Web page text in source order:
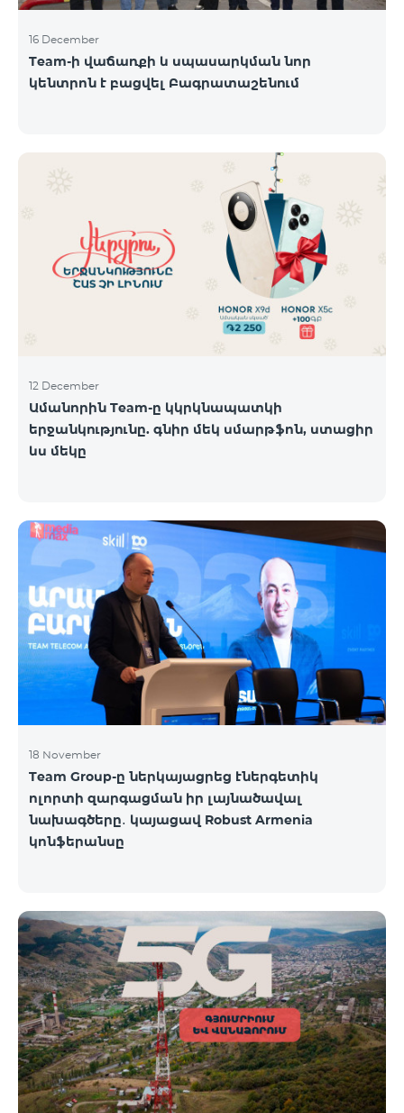
16 December
Team-ի վաճառքի և սպասարկման նոր
կենտրոն է բացվել Բագրատաշենում
12 December
Ամանորին Team-ը կկրկնապատկի
երջանկությունը. գնիր մեկ սմարթֆոն, ստացիր
ևս մեկը
18 November
Team Group-ը ներկայացրեց էներգետիկ
ոլորտի զարգացման իր լայնածավալ
նախագծերը․ կայացավ Robust Armenia
կոնֆերանսը